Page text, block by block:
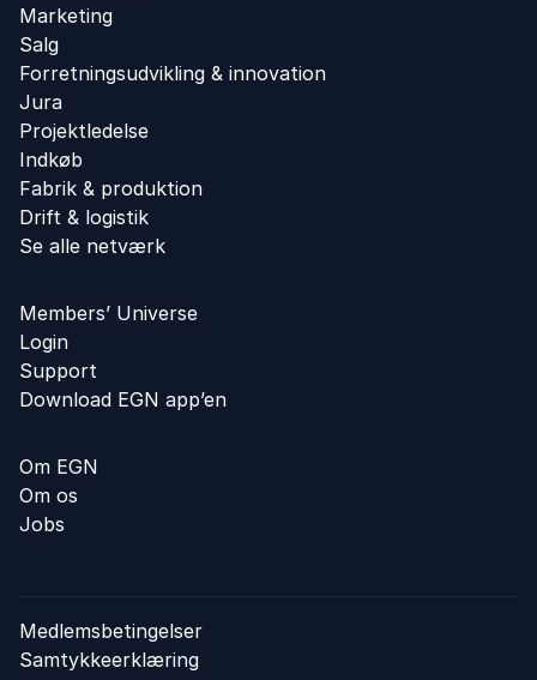
Marketing
Salg
Forretningsudvikling ​& innovation​
Jura
Projektledelse
Indkøb
Fabrik & produktion
Drift & logistik
Se alle netværk
Members’ Universe
Login
Support
Download EGN app’en
Om EGN
Om os
Jobs
Medlemsbetingelser
Samtykkeerklæring